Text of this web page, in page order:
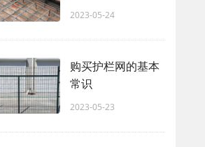
2023-05-24
购买护栏网的基本
常识
2023-05-23